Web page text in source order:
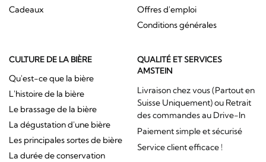
Cadeaux
Offres d'emploi
Conditions générales
CULTURE DE LA BIÈRE
Qu'est-ce que la bière
L'histoire de la bière
Le brassage de la bière
La dégustation d'une bière
Les principales sortes de bière
La durée de conservation
QUALITÉ ET SERVICES
AMSTEIN
Livraison chez vous (Partout en
Suisse Uniquement) ou Retrait
des commandes au Drive-In
Paiement simple et sécurisé
Service client efficace !